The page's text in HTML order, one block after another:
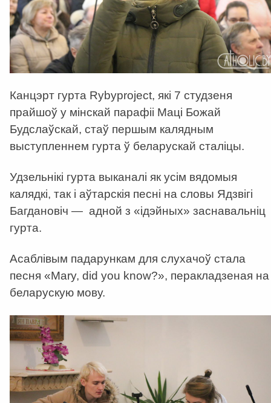
Канцэрт гурта Rybyproject, які 7 студзеня
прайшоў у мінскай парафіі Маці Божай
Будслаўскай, стаў першым калядным
выступленнем гурта ў беларускай сталіцы.
Удзельнікі гурта выканалі як усім вядомыя
калядкі, так і аўтарскія песні на словы Ядзвігі
Багдановіч — адной з «ідэйных» заснавальніц
гурта.
Асаблівым падарункам для слухачоў стала
песня «Mary, did you know?», перакладзеная на
беларускую мову.